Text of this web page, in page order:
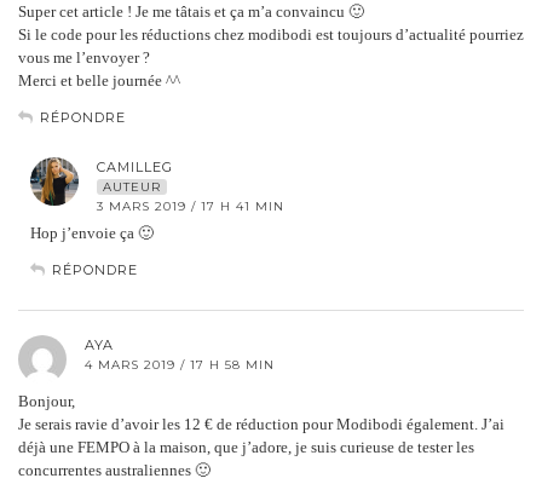
Super cet article ! Je me tâtais et ça m’a convaincu 🙂
Si le code pour les réductions chez modibodi est toujours d’actualité pourriez
vous me l’envoyer ?
Merci et belle journée ^^
RÉPONDRE
CAMILLEG
AUTEUR
3 MARS 2019 / 17 H 41 MIN
Hop j’envoie ça 🙂
RÉPONDRE
AYA
4 MARS 2019 / 17 H 58 MIN
Bonjour,
Je serais ravie d’avoir les 12 € de réduction pour Modibodi également. J’ai
déjà une FEMPO à la maison, que j’adore, je suis curieuse de tester les
concurrentes australiennes 🙂